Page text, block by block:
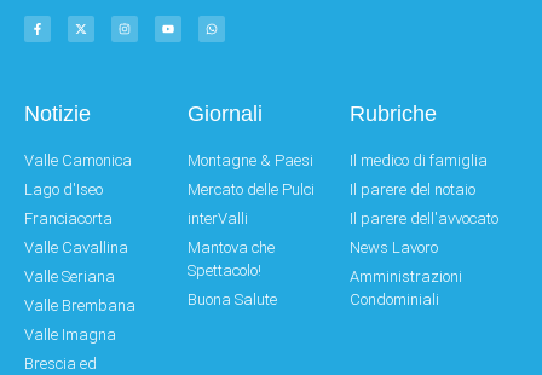
Notizie
Valle Camonica
Lago d'Iseo
Franciacorta
Valle Cavallina
Valle Seriana
Valle Brembana
Valle Imagna
Brescia ed
Giornali
Montagne & Paesi
Mercato delle Pulci
interValli
Mantova che
Spettacolo!
Buona Salute
Rubriche
Il medico di famiglia
Il parere del notaio
Il parere dell'avvocato
News Lavoro
Amministrazioni
Condominiali